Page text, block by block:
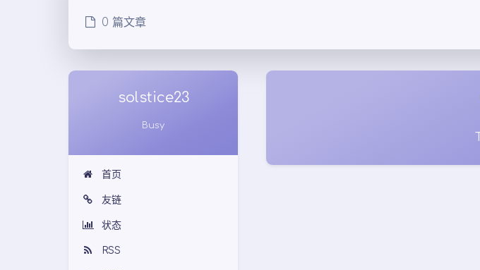
0 篇文章
solstice23
Busy
首页
友链
状态
RSS